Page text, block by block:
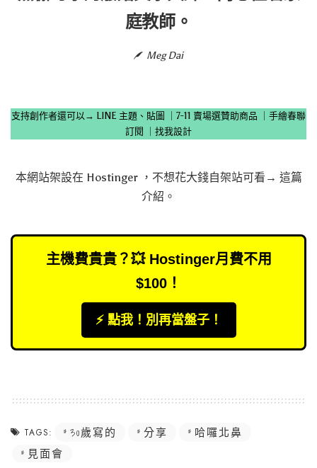
庭教師。
Meg Dai
支持創作者還可以→ LINE 主題、貼圖 7-11 賣場選贊助商品
手繪春聯
訂閱
找我設計
本網站架設在 Hostinger，不想花大錢自架站可看→ 這篇
介紹 。
主機費貴貴？💥 Hostinger月費不用
$100！
⚡️ 點我！別再當盤子！
TAGS: 30歲寫的 分享
哈囉北鼻
見面會